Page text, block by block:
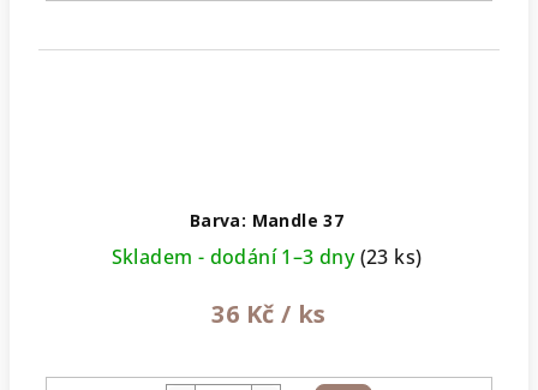
Barva: Mandle 37
Skladem - dodání 1–3 dny(23 ks)
36 Kč / ks